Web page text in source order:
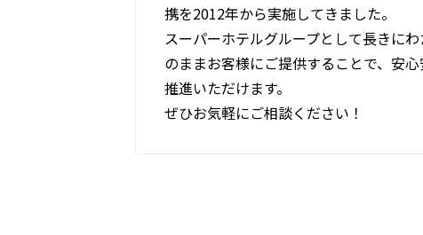
携を2012年から実施してきました。
スーパーホテルグループとして長きに
のままお客様にご提供することで、安
推進いただけます。
ぜひお気軽にご相談ください！